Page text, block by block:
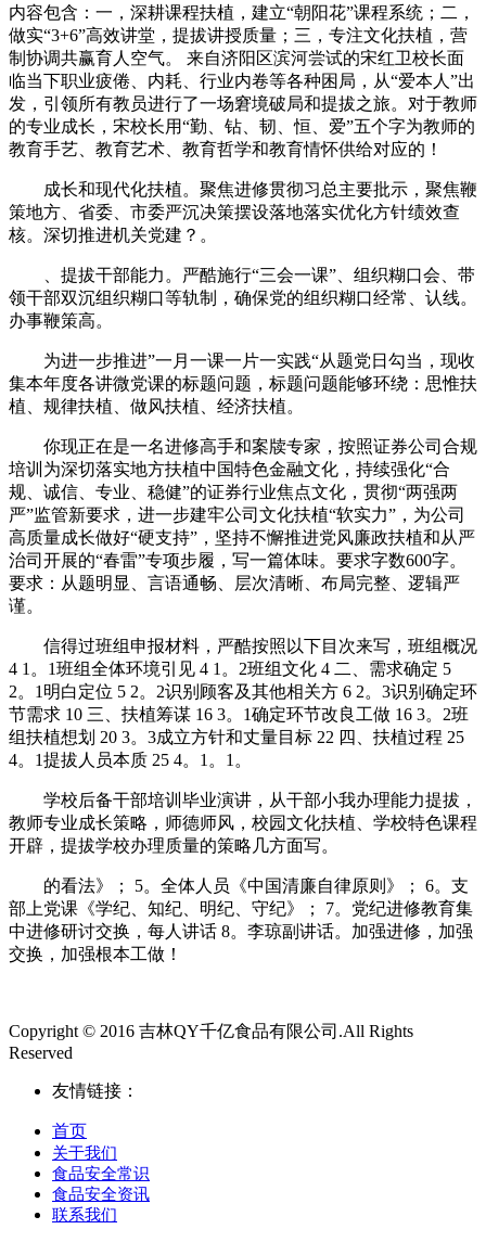
内容包含：一，深耕课程扶植，建立“朝阳花”课程系统；二，
做实“3+6”高效讲堂，提拔讲授质量；三，专注文化扶植，营
制协调共赢育人空气。 来自济阳区滨河尝试的宋红卫校长面
临当下职业疲倦、内耗、行业内卷等各种困局，从“爱本人”出
发，引领所有教员进行了一场窘境破局和提拔之旅。对于教师
的专业成长，宋校长用“勤、钻、韧、恒、爱”五个字为教师的
教育手艺、教育艺术、教育哲学和教育情怀供给对应的！
成长和现代化扶植。聚焦进修贯彻习总主要批示，聚焦鞭
策地方、省委、市委严沉决策摆设落地落实优化方针绩效查
核。深切推进机关党建？。
、提拔干部能力。严酷施行“三会一课”、组织糊口会、带
领干部双沉组织糊口等轨制，确保党的组织糊口经常、认线。
办事鞭策高。
为进一步推进”一月一课一片一实践“从题党日勾当，现收
集本年度各讲微党课的标题问题，标题问题能够环绕：思惟扶
植、规律扶植、做风扶植、经济扶植。
你现正在是一名进修高手和案牍专家，按照证券公司合规
培训为深切落实地方扶植中国特色金融文化，持续强化“合
规、诚信、专业、稳健”的证券行业焦点文化，贯彻“两强两
严”监管新要求，进一步建牢公司文化扶植“软实力”，为公司
高质量成长做好“硬支持”，坚持不懈推进党风廉政扶植和从严
治司开展的“春雷”专项步履，写一篇体味。要求字数600字。
要求：从题明显、言语通畅、层次清晰、布局完整、逻辑严
谨。
信得过班组申报材料，严酷按照以下目次来写，班组概况
4 1。1班组全体环境引见 4 1。2班组文化 4 二、需求确定 5
2。1明白定位 5 2。2识别顾客及其他相关方 6 2。3识别确定环
节需求 10 三、扶植筹谋 16 3。1确定环节改良工做 16 3。2班
组扶植想划 20 3。3成立方针和丈量目标 22 四、扶植过程 25
4。1提拔人员本质 25 4。1。1。
学校后备干部培训毕业演讲，从干部小我办理能力提拔，
教师专业成长策略，师德师风，校园文化扶植、学校特色课程
开辟，提拔学校办理质量的策略几方面写。
的看法》； 5。全体人员《中国清廉自律原则》； 6。支
部上党课《学纪、知纪、明纪、守纪》； 7。党纪进修教育集
中进修研讨交换，每人讲话 8。李琼副讲话。加强进修，加强
交换，加强根本工做！
Copyright © 2016 吉林QY千亿食品有限公司.All Rights
Reserved
友情链接：
首页
关于我们
食品安全常识
食品安全资讯
联系我们